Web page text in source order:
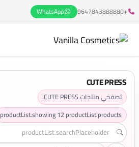
+9647843888880
WhatsApp
CUTE PRESS
تصفحي منتجات CUTE PRESS.
productList.showing12productList.products